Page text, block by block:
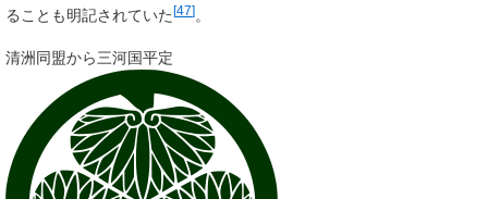
ることも明記されていた[47]。
清洲同盟から三河国平定